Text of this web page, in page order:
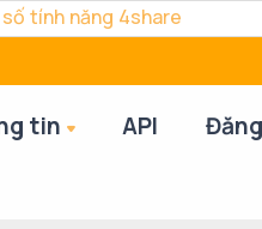
tính năng 4share
tin API